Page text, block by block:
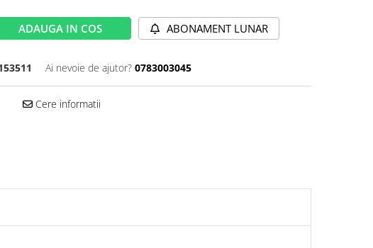
ADAUGA IN COS ABONAMENT LUNAR
Ai nevoie de ajutor? 0783003045
Cere informatii